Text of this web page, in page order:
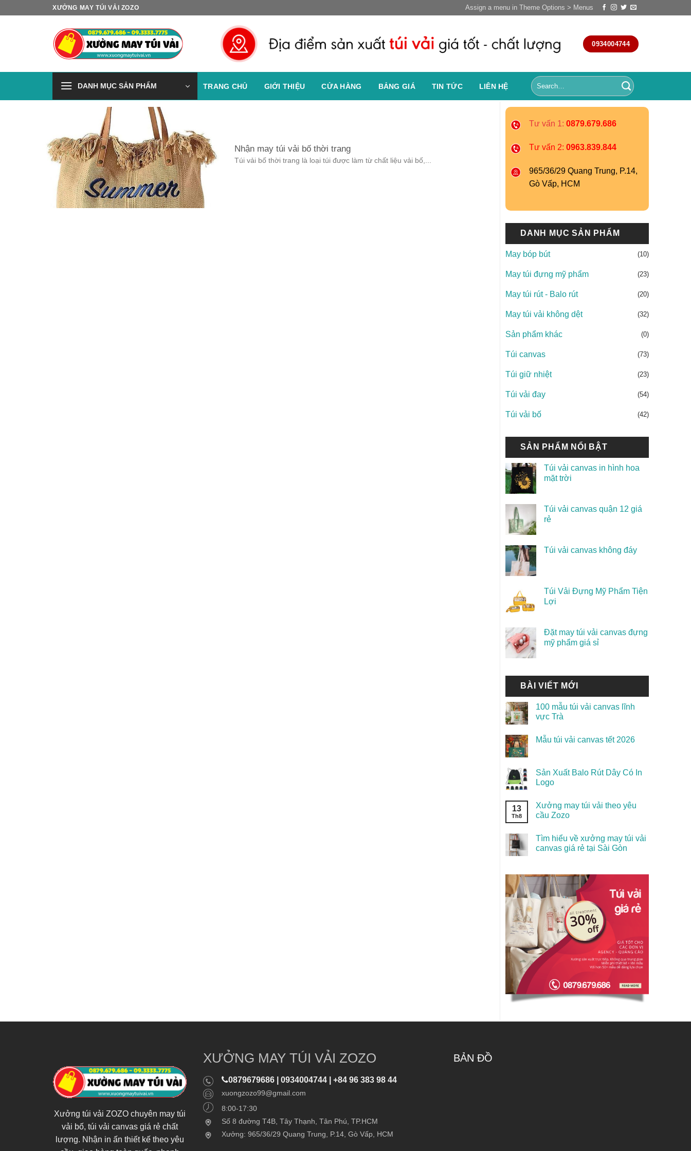
XƯỞNG MAY TÚI VẢI ZOZO Assign a menu in Theme Options > Menus
0934004744
DANH MỤC SẢN PHẨM TRANG CHỦ GIỚI THIỆU CỬA HÀNG BẢNG GIÁ TIN TỨC LIÊN HỆ
Nhận may túi vải bố thời trang
Túi vải bố thời trang là loại túi được làm từ chất liệu vải bố,...
Tư vấn 1: 0879.679.686
Tư vấn 2: 0963.839.844
965/36/29 Quang Trung, P.14,
Gò Vấp, HCM
DANH MỤC SẢN PHẨM
May bóp bút (10)
May túi đựng mỹ phẩm (23)
May túi rút - Balo rút (20)
May túi vải không dệt (32)
Sản phẩm khác (0)
Túi canvas (73)
Túi giữ nhiệt (23)
Túi vải đay (54)
Túi vải bố (42)
SẢN PHẨM NỔI BẬT
Túi vải canvas in hình hoa
mặt trời
Túi vải canvas quận 12 giá
rẻ
Túi vải canvas không đáy
Túi Vải Đựng Mỹ Phẩm Tiện
Lợi
Đặt may túi vải canvas đựng
mỹ phẩm giá sỉ
BÀI VIẾT MỚI
100 mẫu túi vải canvas lĩnh
vực Trà
Mẫu túi vải canvas tết 2026
Sản Xuất Balo Rút Dây Có In
Logo
13
Th8
Xưởng may túi vải theo yêu
cầu Zozo
Tìm hiểu về xưởng may túi vải
canvas giá rẻ tại Sài Gòn
Xưởng túi vải ZOZO chuyên may túi
vải bố, túi vải canvas giá rẻ chất
lượng. Nhận in ấn thiết kế theo yêu
XƯỞNG MAY TÚI VẢI ZOZO
0879679686 | 0934004744 | +84 96 383 98 44
xuongzozo99@gmail.com
8:00-17:30
Số 8 đường T4B, Tây Thạnh, Tân Phú, TP.HCM
Xưởng: 965/36/29 Quang Trung, P.14, Gò Vấp, HCM
BẢN ĐỒ